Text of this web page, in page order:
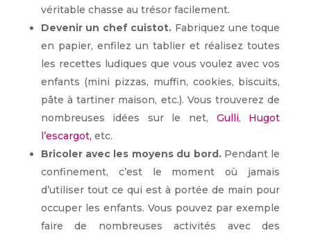
véritable chasse au trésor facilement.
Devenir un chef cuistot. Fabriquez une toque
en papier, enfilez un tablier et réalisez toutes
les recettes ludiques que vous voulez avec vos
enfants (mini pizzas, muffin, cookies, biscuits,
pâte à tartiner maison, etc.). Vous trouverez de
nombreuses idées sur le net, Gulli, Hugot
l’escargot, etc.
Bricoler avec les moyens du bord. Pendant le
confinement, c’est le moment où jamais
d’utiliser tout ce qui est à portée de main pour
occuper les enfants. Vous pouvez par exemple
faire de nombreuses activités avec des